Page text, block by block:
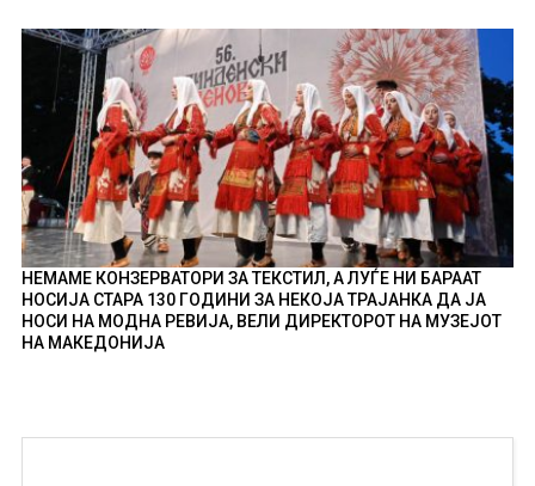
НЕМАМЕ КОНЗЕРВАТОРИ ЗА ТЕКСТИЛ, А ЛУЃЕ НИ БАРААТ
НОСИЈА СТАРА 130 ГОДИНИ ЗА НЕКОЈА ТРАЈАНКА ДА ЈА
НОСИ НА МОДНА РЕВИЈА, ВЕЛИ ДИРЕКТОРОТ НА МУЗЕЈОТ
НА МАКЕДОНИЈА